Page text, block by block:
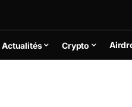
Actualités Crypto